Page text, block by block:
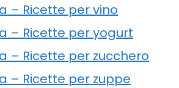
– Ricette per vino
– Ricette per yogurt
– Ricette per zucchero
– Ricette per zuppe